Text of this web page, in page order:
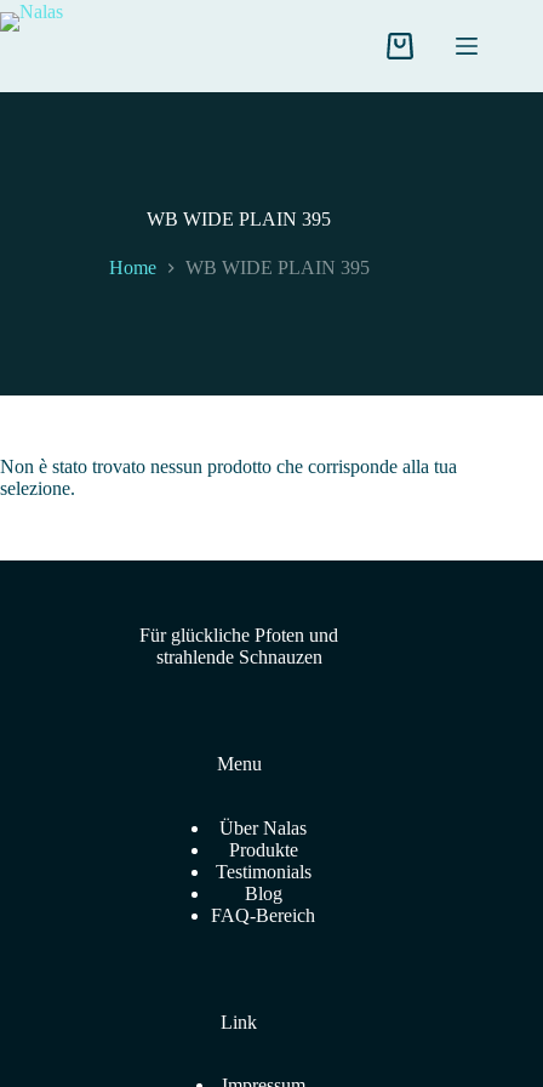
Salta
al
Carrello
WB WIDE PLAIN 395
Home WB WIDE PLAIN 395
Non è stato trovato nessun prodotto che corrisponde alla tua
selezione.
Für glückliche Pfoten und
strahlende Schnauzen
Menu
Über Nalas
Produkte
Testimonials
Blog
FAQ-Bereich
Link